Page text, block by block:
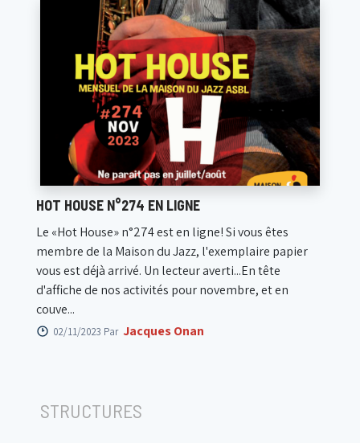
HOT HOUSE N°274 EN LIGNE
Le «Hot House» n°274 est en ligne! Si vous êtes
membre de la Maison du Jazz, l'exemplaire papier
vous est déjà arrivé. Un lecteur averti...En tête
d'affiche de nos activités pour novembre, et en
couve...
02/11/2023 Par Jacques Onan
STRUCTURES